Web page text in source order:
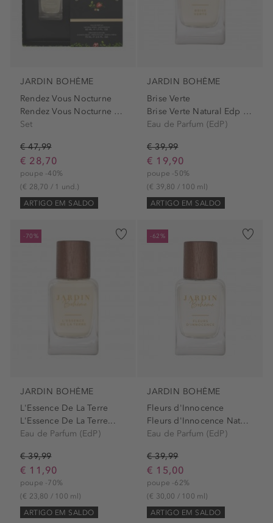
JARDIN BOHÈME
Rendez Vous Nocturne
Rendez Vous Nocturne Set
Set
€ 47,99
€ 28,70
poupe -40%
(€ 28,70 / 1 und.)
ARTIGO EM SALDO
JARDIN BOHÈME
Brise Verte
Brise Verte Natural Edp Spray
Eau de Parfum (EdP)
€ 39,99
€ 19,90
poupe -50%
(€ 39,80 / 100 ml)
ARTIGO EM SALDO
-70%
JARDIN BOHÈME
L'Essence De La Terre
L'Essence De La Terre...
Eau de Parfum (EdP)
€ 39,99
€ 11,90
poupe -70%
(€ 23,80 / 100 ml)
ARTIGO EM SALDO
-62%
JARDIN BOHÈME
Fleurs d'Innocence
Fleurs d'Innocence Natural...
Eau de Parfum (EdP)
€ 39,99
€ 15,00
poupe -62%
(€ 30,00 / 100 ml)
ARTIGO EM SALDO